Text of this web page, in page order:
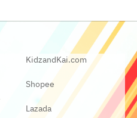
KidzandKai.com
Shopee
Lazada